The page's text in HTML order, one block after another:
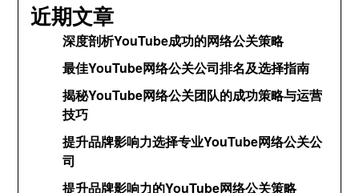
近期文章
深度剖析YouTube成功的网络公关策略
最佳YouTube网络公关公司排名及选择指南
揭秘YouTube网络公关团队的成功策略与运营
技巧
提升品牌影响力选择专业YouTube网络公关公
司
提升品牌影响力的YouTube网络公关策略